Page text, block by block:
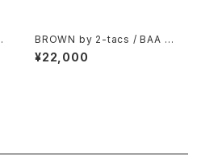
BROWN by 2-tacs / BAA WI
DE（TIE DYE）
¥22,000